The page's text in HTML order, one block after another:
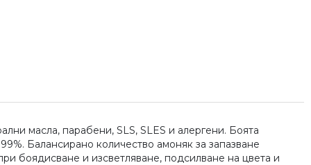
масла, парабени, SLS, SLES и алергени. Боята
Балансирано количество амоняк за запазване
боядисване и изсветляване, подсилване на цвета и